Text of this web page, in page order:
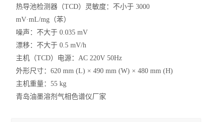
热导池检测器（TCD）灵敏度：不小于 3000
mV·mL/mg（苯）
噪声：不大于 0.035 mV
漂移：不大于 0.5 mV/h
主机（TCD）电源：AC 220V 50Hz
外形尺寸：620 mm (L) × 490 mm (W) × 480 mm (H)
主机重量：55 kg
青岛油墨溶剂气相色谱仪厂家